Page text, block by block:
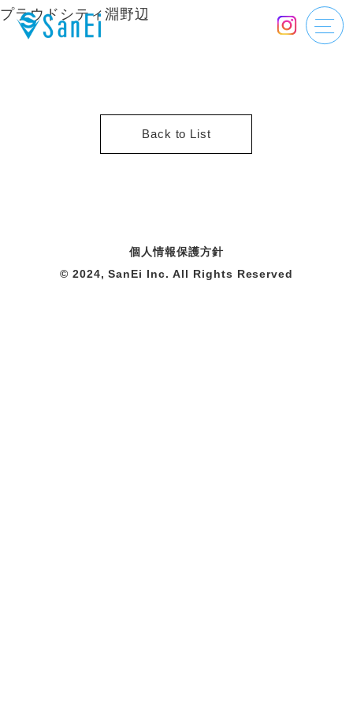
プラウドシティ淵野辺
Back to List
個人情報保護方針
© 2024, SanEi Inc. All Rights Reserved